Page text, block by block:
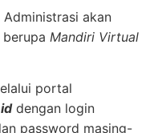
akan
Mandiri Virtual
portal
dengan login
password masing-